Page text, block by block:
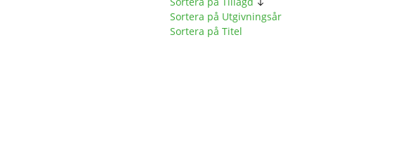
Sortera på Utgivningsår
Sortera på Titel